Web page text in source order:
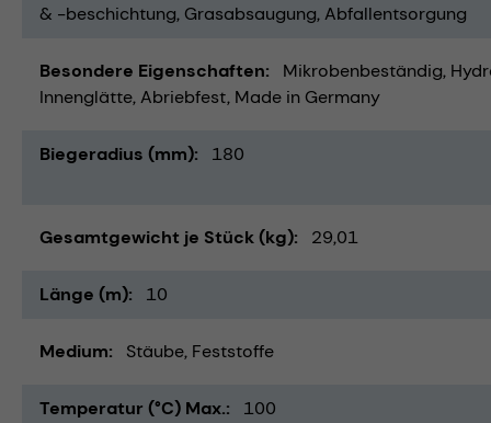
& -beschichtung Grasabsaugung Abfallentsorgung
Besondere Eigenschaften Mikrobenbeständig
Innenglätte Abriebfest Made in Germany
Biegeradius (mm) 180
Gesamtgewicht je Stück (kg) 29,01
Länge (m) 10
Medium Stäube Feststoffe
Temperatur (°C) Max. 100